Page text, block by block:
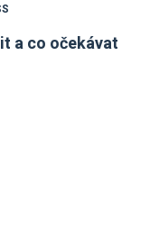
a co očekávat